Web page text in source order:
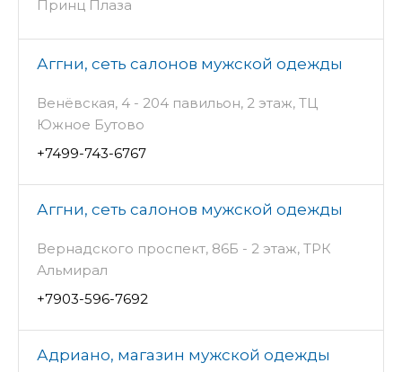
Принц Плаза
Аггни, сеть салонов мужской одежды
Венёвская, 4 - 204 павильон, 2 этаж, ТЦ
Южное Бутово
+7499-743-6767
Аггни, сеть салонов мужской одежды
Вернадского проспект, 86Б - 2 этаж, ТРК
Альмирал
+7903-596-7692
Адриано, магазин мужской одежды